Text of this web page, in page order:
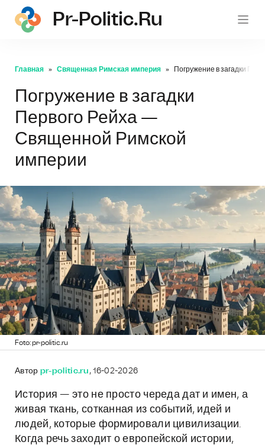
pr-
Pr-Politic.ru
Главная Священная Римская империя Погружение в загадки
Погружение в загадки
Первого Рейха —
Священной Римской
империи
Foto: pr-politic.ru
Автор pr-politic.ru , 16-02-2026
История — это не просто череда дат и имен, а
живая ткань, сотканная из событий, идей и
людей, которые формировали цивилизации.
Когда речь заходит о европейской истории,